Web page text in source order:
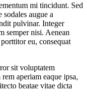
mi tincidunt. Sed
sodales augue a
pulvinar. Integer
semper nisi. Aenean
eu, consequat
sit voluptatem
aperiam eaque ipsa,
beatae vitae dicta